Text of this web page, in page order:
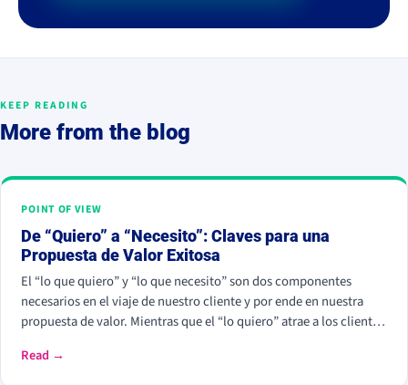
KEEP READING
More from the blog
POINT OF VIEW
De “Quiero” a “Necesito”: Claves para una
Propuesta de Valor Exitosa
El “lo que quiero” y “lo que necesito” son dos componentes
necesarios en el viaje de nuestro cliente y por ende en nuestra
propuesta de valor. Mientras que el “lo quiero” atrae a los clientes
y la fidelización.
Read →